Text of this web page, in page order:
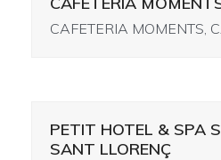
CAFETERIA MOMENTS,
PETIT HOTEL & SPA
SANT LLORENÇ